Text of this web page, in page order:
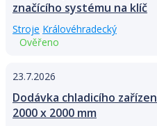
značícího systému na klíč
Stroje Královéhradecký
Ověřeno
23.7.2026
Dodávka chladicího
2000 x 2000 mm